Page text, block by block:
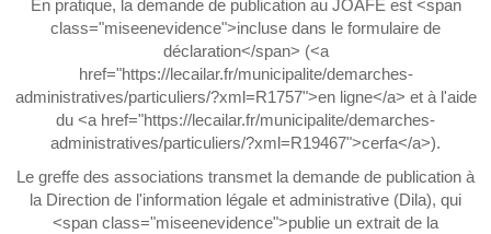
En pratique, la demande de publication au JOAFE est <span
class="miseenevidence">incluse dans le formulaire de
déclaration</span> (<a
href="https://lecailar.fr/municipalite/demarches-
administratives/particuliers/?xml=R1757">en ligne</a> et à l'aide
du <a href="https://lecailar.fr/municipalite/demarches-
administratives/particuliers/?xml=R19467">cerfa</a>).
Le greffe des associations transmet la demande de publication à
la Direction de l'information légale et administrative (Dila), qui
<span class="miseenevidence">publie un extrait de la